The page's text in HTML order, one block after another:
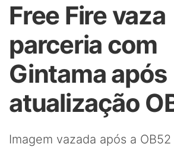
Free Fire vaza
parceria com
Gintama após
atualização
Imagem vazada após a